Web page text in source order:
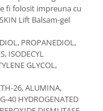
fi folosit impreuna cu
Lift Balsam-gel
PROPANEDIOL,
ISODECYL
GLYCOL,
26, ALUMINA,
40 HYDROGENATED